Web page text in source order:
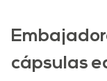
cápsulas